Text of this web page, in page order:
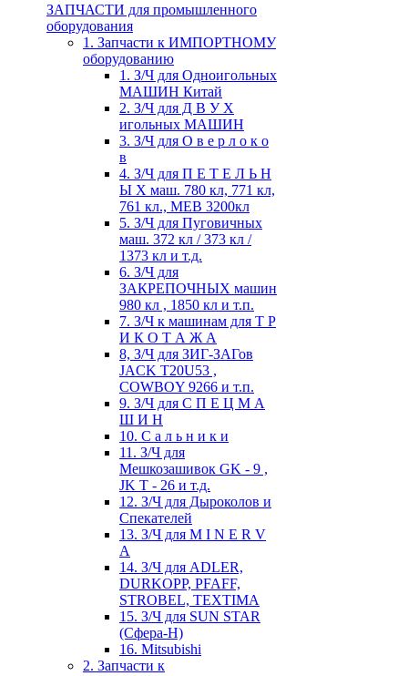
ЗАПЧАСТИ для промышленного
оборудования
1. Запчасти к ИМПОРТНОМУ
оборудованию
1. З/Ч для Одноигольных
МАШИН Китай
2. З/Ч для Д В У Х
игольных МАШИН
3. З/Ч для О в е р л о к о
в
4. З/Ч для П Е Т Е Л Ь Н
Ы Х маш. 780 кл, 771 кл,
761 кл., MEB 3200кл
5. З/Ч для Пуговичных
маш. 372 кл / 373 кл /
1373 кл и т.д.
6. З/Ч для
ЗАКРЕПОЧНЫХ машин
980 кл , 1850 кл и т.п.
7. З/Ч к машинам для Т Р
И К О Т А Ж А
8, З/Ч для ЗИГ-ЗАГов
JACK Т20U53 ,
COWBOY 9266 и т.п.
9. З/Ч для С П Е Ц М А
Ш И Н
10. С а л ь н и к и
11. З/Ч для
Мешкозашивок GK - 9 ,
JK T - 26 и т.д.
12. З/Ч для Дыроколов и
Спекателей
13. З/Ч для M I N E R V
A
14. З/Ч для ADLER,
DURKOPP, PFAFF,
STROBEL, TEXTIMA
15. З/Ч для SUN STAR
(Сфера-Н)
16. Mitsubishi
2. Запчасти к